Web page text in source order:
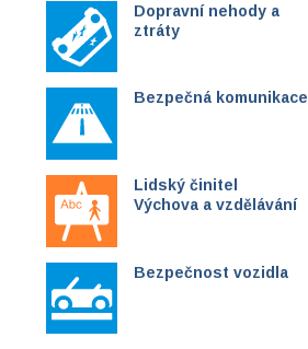
Dopravní nehody a
ztráty
Bezpečná komunikace
Lidský činitel
Výchova a vzdělávání
Bezpečnost vozidla